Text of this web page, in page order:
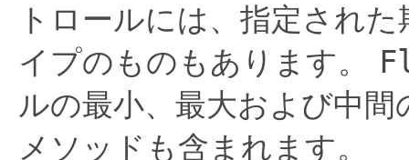
トロールには、指定され
イプのものもあります。
ルの最小、最大および中
メソッドも含まれます。